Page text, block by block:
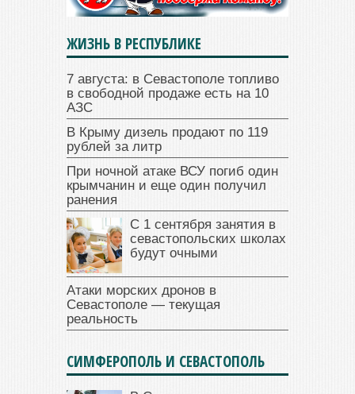
ЖИЗНЬ В РЕСПУБЛИКЕ
7 августа: в Севастополе топливо
в свободной продаже есть на 10
АЗС
В Крыму дизель продают по 119
рублей за литр
При ночной атаке ВСУ погиб один
крымчанин и еще один получил
ранения
С 1 сентября занятия в
севастопольских школах
будут очными
Атаки морских дронов в
Севастополе — текущая
реальность
СИМФЕРОПОЛЬ И СЕВАСТОПОЛЬ